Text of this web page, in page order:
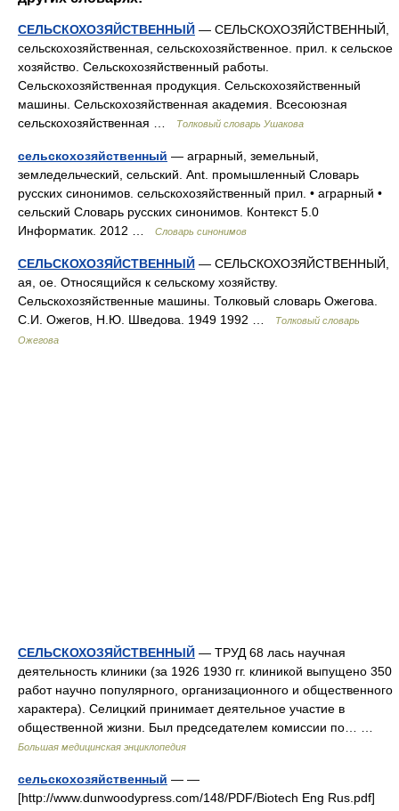
СЕЛЬСКОХОЗЯЙСТВЕННЫЙ — СЕЛЬСКОХОЗЯЙСТВЕННЫЙ,
сельскохозяйственная, сельскохозяйственное. прил. к сельское
хозяйство. Сельскохозяйственный работы.
Сельскохозяйственная продукция. Сельскохозяйственный
машины. Сельскохозяйственная академия. Всесоюзная
сельскохозяйственная …
Толковый словарь Ушакова
сельскохозяйственный — аграрный, земельный,
земледельческий, сельский. Ant. промышленный Словарь
русских синонимов. сельскохозяйственный прил. • аграрный •
сельский Словарь русских синонимов. Контекст 5.0
Информатик. 2012 …
Словарь синонимов
СЕЛЬСКОХОЗЯЙСТВЕННЫЙ — СЕЛЬСКОХОЗЯЙСТВЕННЫЙ,
ая, ое. Относящийся к сельскому хозяйству.
Сельскохозяйственные машины. Толковый словарь Ожегова.
С.И. Ожегов, Н.Ю. Шведова. 1949 1992 …
Толковый словарь
Ожегова
СЕЛЬСКОХОЗЯЙСТВЕННЫЙ — ТРУД 68 лась научная
деятельность клиники (за 1926 1930 гг. клиникой выпущено 350
работ научно популярного, организационного и общественного
характера). Селицкий принимает деятельное участие в
общественной жизни. Был председателем комиссии по… …
Большая медицинская энциклопедия
сельскохозяйственный — —
[http://www.dunwoodypress.com/148/PDF/Biotech Eng Rus.pdf]